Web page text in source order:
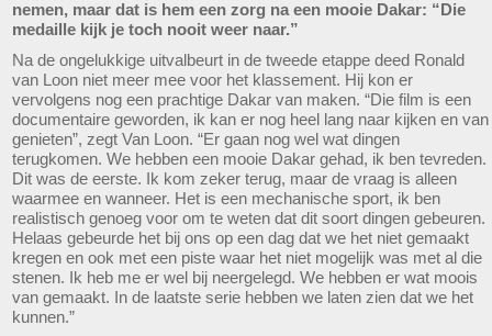
nemen, maar dat is hem een zorg na een mooie Dakar: “Die
medaille kijk je toch nooit weer naar.”
Na de ongelukkige uitvalbeurt in de tweede etappe deed Ronald
van Loon niet meer mee voor het klassement. Hij kon er
vervolgens nog een prachtige Dakar van maken. “Die film is een
documentaire geworden, ik kan er nog heel lang naar kijken en van
genieten”, zegt Van Loon. “Er gaan nog wel wat dingen
terugkomen. We hebben een mooie Dakar gehad, ik ben tevreden.
Dit was de eerste. Ik kom zeker terug, maar de vraag is alleen
waarmee en wanneer. Het is een mechanische sport, ik ben
realistisch genoeg voor om te weten dat dit soort dingen gebeuren.
Helaas gebeurde het bij ons op een dag dat we het niet gemaakt
kregen en ook met een piste waar het niet mogelijk was met al die
stenen. Ik heb me er wel bij neergelegd. We hebben er wat moois
van gemaakt. In de laatste serie hebben we laten zien dat we het
kunnen.”